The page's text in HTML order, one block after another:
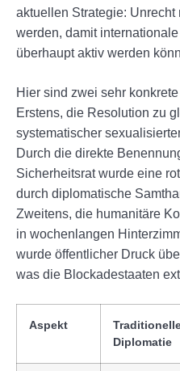
aktuellen Strategie:
werden, damit
überhaupt aktiv werden
Hier sind zwei sehr
Erstens, die Resolution zu
systematischer
Durch die direkte
Sicherheitsrat wurde eine
durch diplomatische
Zweitens, die humanitäre
in wochenlangen
wurde öffentlicher Druck
was die Blockadestaaten
Aspekt
Diplomatie